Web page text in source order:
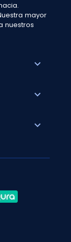
mayor
nuestros
expand_more
expand_more
expand_more